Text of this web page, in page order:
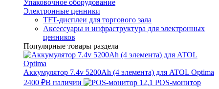
Упаковочное оборудование
Электронные ценники
TFT-дисплеи для торгового зала
Аксессуары и инфраструктура для электронных
ценников
Популярные товары раздела
Аккумулятор 7.4v 5200Ah (4 элемента) для ATOL Optima
2400 ₽В наличии
POS-монитор